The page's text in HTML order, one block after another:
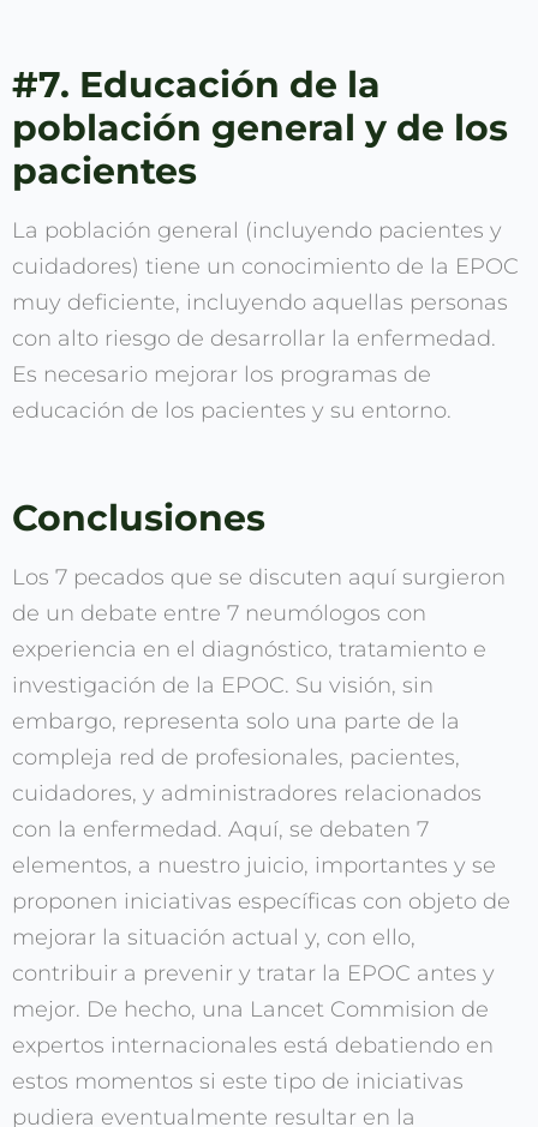
#7. Educación de la
población general y de los
pacientes
La población general (incluyendo pacientes y
cuidadores) tiene un conocimiento de la EPOC
muy deficiente, incluyendo aquellas personas
con alto riesgo de desarrollar la enfermedad.
Es necesario mejorar los programas de
educación de los pacientes y su entorno.
Conclusiones
Los 7 pecados que se discuten aquí surgieron
de un debate entre 7 neumólogos con
experiencia en el diagnóstico, tratamiento e
investigación de la EPOC. Su visión, sin
embargo, representa solo una parte de la
compleja red de profesionales, pacientes,
cuidadores, y administradores relacionados
con la enfermedad. Aquí, se debaten 7
elementos, a nuestro juicio, importantes y se
proponen iniciativas específicas con objeto de
mejorar la situación actual y, con ello,
contribuir a prevenir y tratar la EPOC antes y
mejor. De hecho, una Lancet Commision de
expertos internacionales está debatiendo en
estos momentos si este tipo de iniciativas
pudiera eventualmente resultar en la